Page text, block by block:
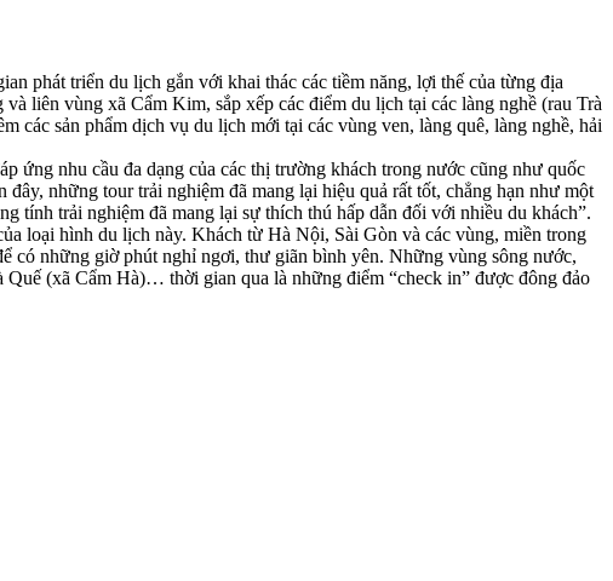
phát triển du lịch gắn với khai thác các tiềm năng, lợi thế của từng địa
liên vùng xã Cẩm Kim, sắp xếp các điểm du lịch tại các làng nghề (rau Trà
các sản phẩm dịch vụ du lịch mới tại các vùng ven, làng quê, làng nghề, hải
ứng nhu cầu đa dạng của các thị trường khách trong nước cũng như quốc
những tour trải nghiệm đã mang lại hiệu quả rất tốt, chẳng hạn như một
tính trải nghiệm đã mang lại sự thích thú hấp dẫn đối với nhiều du khách”.
loại hình du lịch này. Khách từ Hà Nội, Sài Gòn và các vùng, miền trong
có những giờ phút nghỉ ngơi, thư giãn bình yên. Những vùng sông nước,
(xã Cẩm Hà)… thời gian qua là những điểm “check in” được đông đảo